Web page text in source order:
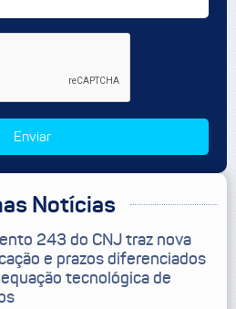
Enviar
Notícias
243 do CNJ traz nova
e prazos diferenciados
tecnológica de